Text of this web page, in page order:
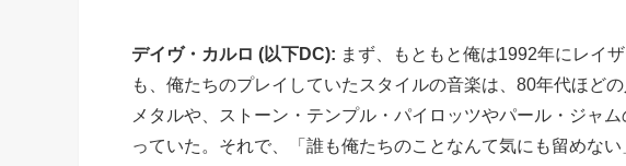
デイヴ・カルロ (以下DC): まず、もともと俺は1992年にレイ
も、俺たちのプレイしていたスタイルの音楽は、80年代ほど
メタルや、ストーン・テンプル・パイロッツやパール・ジャ
っていた。それで、「誰も俺たちのことなんて気にも留めな